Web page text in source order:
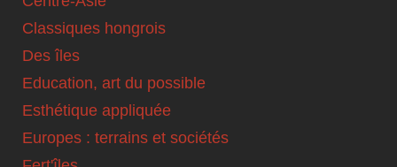
Classiques hongrois
Des îles
Education, art du possible
Esthétique appliquée
Europes : terrains et sociétés